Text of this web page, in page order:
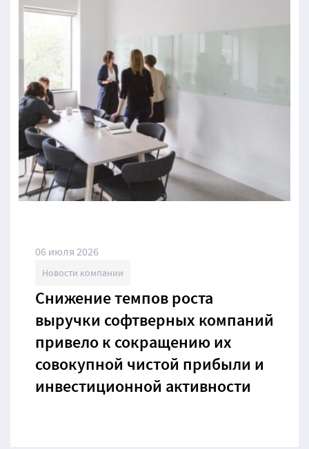
06 июля 2026
Новости компании
Снижение темпов роста
выручки софтверных компаний
привело к сокращению их
совокупной чистой прибыли и
инвестиционной активности